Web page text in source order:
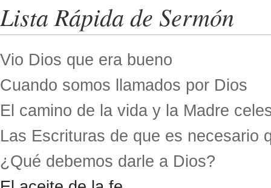
Lista Rápida de Sermón
Vio Dios que era bueno
Cuando somos llamados por Dios
El camino de la vida y la Madre
Las Escrituras de que es necesario
¿Qué debemos darle a Dios?